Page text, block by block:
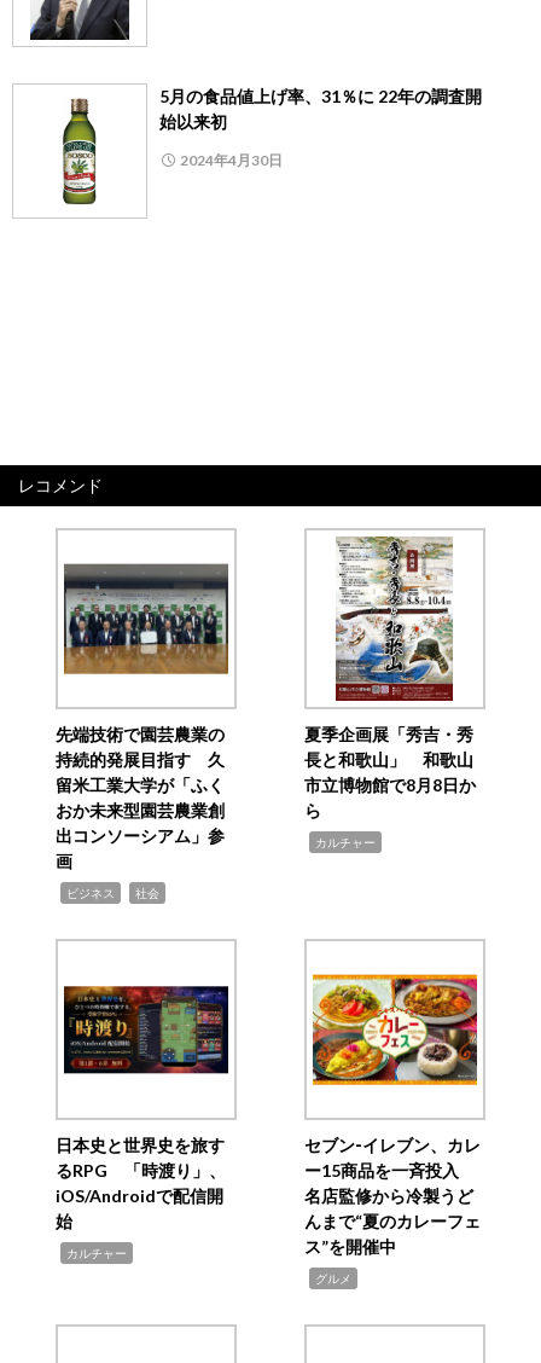
5月の食品値上げ率、31％に 22年の調査開
始以来初
2024年4月30日
レコメンド
先端技術で園芸農業の
持続的発展目指す 久
留米工業大学が「ふく
おか未来型園芸農業創
出コンソーシアム」参
画
ビジネス 社会
夏季企画展「秀吉・秀
長と和歌山」 和歌山
市立博物館で8月8日か
ら
カルチャー
日本史と世界史を旅す
るRPG 「時渡り」、
iOS/Androidで配信開
始
カルチャー
セブン‐イレブン、カレ
ー15商品を一斉投入
名店監修から冷製うど
んまで“夏のカレーフェ
ス”を開催中
グルメ